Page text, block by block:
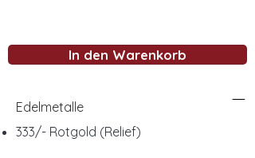
In den Warenkorb
Edelmetalle
333/- Rotgold (Relief)